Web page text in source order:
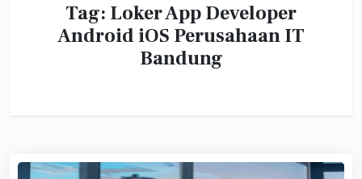
Tag: Loker App Developer
Android iOS Perusahaan IT
Bandung